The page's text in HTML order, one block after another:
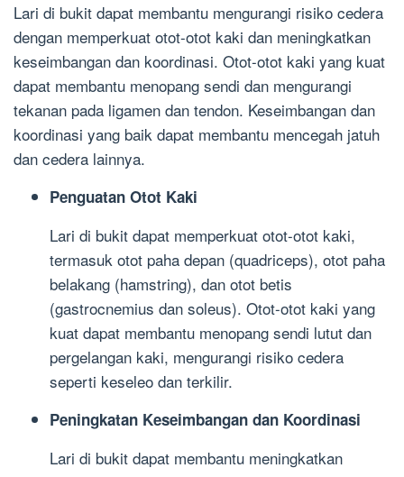
Lari di bukit dapat membantu mengurangi risiko cedera
dengan memperkuat otot-otot kaki dan meningkatkan
keseimbangan dan koordinasi. Otot-otot kaki yang kuat
dapat membantu menopang sendi dan mengurangi
tekanan pada ligamen dan tendon. Keseimbangan dan
koordinasi yang baik dapat membantu mencegah jatuh
dan cedera lainnya.
Penguatan Otot Kaki
Lari di bukit dapat memperkuat otot-otot kaki,
termasuk otot paha depan (quadriceps), otot paha
belakang (hamstring), dan otot betis
(gastrocnemius dan soleus). Otot-otot kaki yang
kuat dapat membantu menopang sendi lutut dan
pergelangan kaki, mengurangi risiko cedera
seperti keseleo dan terkilir.
Peningkatan Keseimbangan dan Koordinasi
Lari di bukit dapat membantu meningkatkan